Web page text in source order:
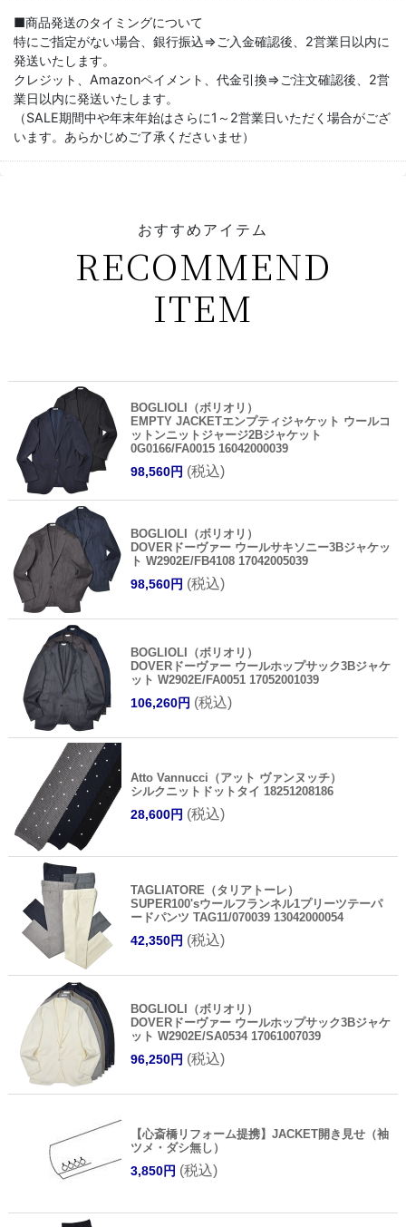
■商品発送のタイミングについて
特にご指定がない場合、銀行振込⇒ご入金確認後、2営業日以内に
発送いたします。
クレジット、Amazonペイメント、代金引換⇒ご注文確認後、2営
業日以内に発送いたします。
（SALE期間中や年末年始はさらに1～2営業日いただく場合がござ
います。あらかじめご了承くださいませ）
おすすめアイテム
RECOMMEND
ITEM
BOGLIOLI（ボリオリ）
EMPTY JACKETエンプティジャケット ウールコ
ットンニットジャージ2Bジャケット
0G0166/FA0015 16042000039
98,560円 (税込)
BOGLIOLI（ボリオリ）
DOVERドーヴァー ウールサキソニー3Bジャケッ
ト W2902E/FB4108 17042005039
98,560円 (税込)
BOGLIOLI（ボリオリ）
DOVERドーヴァー ウールホップサック3Bジャケ
ット W2902E/FA0051 17052001039
106,260円 (税込)
Atto Vannucci（アット ヴァンヌッチ）
シルクニットドットタイ 18251208186
28,600円 (税込)
TAGLIATORE（タリアトーレ）
SUPER100'sウールフランネル1プリーツテーパ
ードパンツ TAG11/070039 13042000054
42,350円 (税込)
BOGLIOLI（ボリオリ）
DOVERドーヴァー ウールホップサック3Bジャケ
ット W2902E/SA0534 17061007039
96,250円 (税込)
【心斎橋リフォーム提携】JACKET開き見せ（袖
ツメ・ダシ無し）
3,850円 (税込)